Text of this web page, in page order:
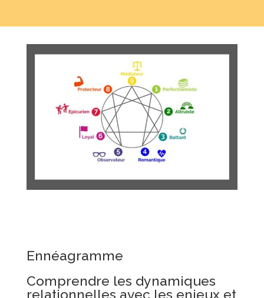
Ennéagramme
Comprendre les dynamiques
relationnelles avec les enjeux et